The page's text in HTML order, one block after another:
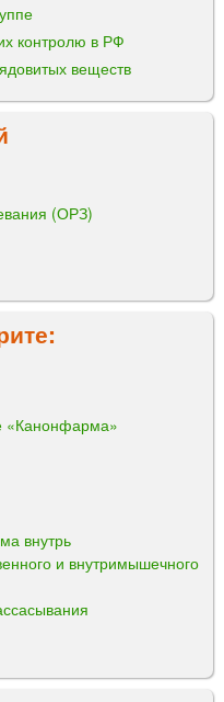
контролю в РФ
веществ
(ОРЗ)
«Канонфарма»
внутрь
и внутримышечного